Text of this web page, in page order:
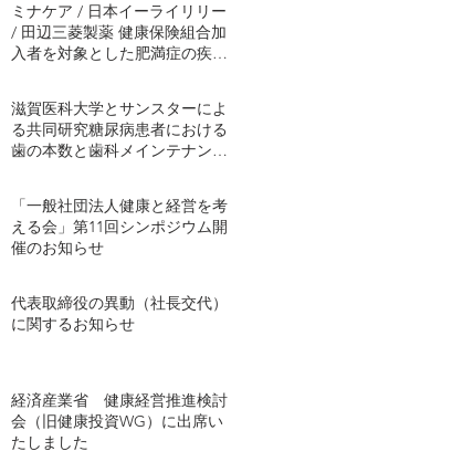
ミナケア / 日本イーライリリー
/ 田辺三菱製薬 健康保険組合加
入者を対象とした肥満症の疾患
ラムで社会実装モデル構築を目
指す～
滋賀医科大学とサンスターによ
る共同研究糖尿病患者における
歯の本数と歯科メインテナンス
傾向 ～ミナケアの70万人分の医
療ビッグデータを用いた研究結
果を発表～
「一般社団法人健康と経営を考
える会」第11回シンポジウム開
催のお知らせ
代表取締役の異動（社長交代）
に関するお知らせ
経済産業省 健康経営推進検討
会（旧健康投資WG）に出席い
たしました